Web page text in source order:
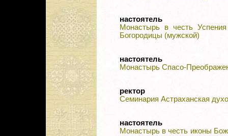
настоятель
Монастырь в честь
Богородицы (мужской)
настоятель
Монастырь Спасо-
ректор
Семинария Астраханская
настоятель
Монастырь в честь иконы